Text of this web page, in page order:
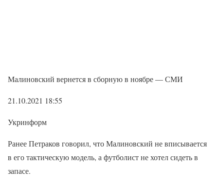
Малиновский вернется в сборную в ноябре — СМИ
21.10.2021 18:55
Укринформ
Ранее Петраков говорил, что Малиновский не вписывается
в его тактическую модель, а футболист не хотел сидеть в
запасе.